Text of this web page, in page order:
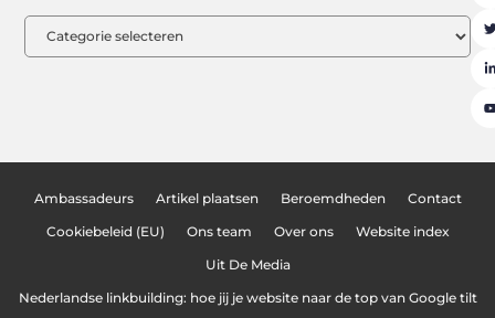
Ambassadeurs Artikel plaatsen Beroemdheden Contact
Cookiebeleid (EU) Ons team Over ons Website index
Uit De Media
Nederlandse linkbuilding: hoe jij je website naar de top van Google tilt